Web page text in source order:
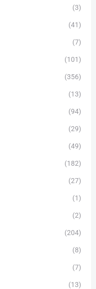
(3)
(41)
(7)
(101)
(356)
(13)
(94)
(29)
(49)
(182)
(27)
(1)
(2)
(204)
(8)
(7)
(13)